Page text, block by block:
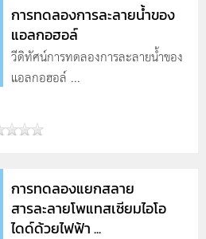
การทดลองการละลายน้ำของ
แอลกอฮอล์
วีดิทัศน์การทดลองการละลายน้ำของ
แอลกอฮอล์ ...
การทดลองแยกสลาย
สารละลายโพแทสเซียมไอโอ
ไดด์ด้วยไฟฟ้า ...